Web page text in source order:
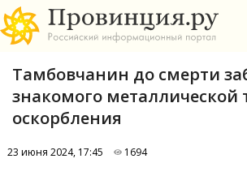
Тамбовчанин до смерти
знакомого металлической
оскорбления
23 июня 2024, 17:45 1694